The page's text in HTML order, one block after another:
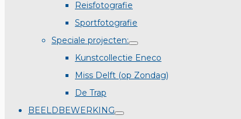
Reisfotografie
Sportfotografie
Speciale projecten:
Kunstcollectie Eneco
Miss Delft (op Zondag)
De Trap
BEELDBEWERKING